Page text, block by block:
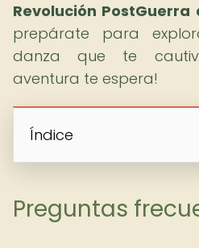
Revolución
prepárate para
danza que te
aventura te espera!
Índice
Preguntas